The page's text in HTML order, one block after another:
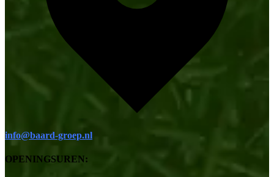
info@baard-groep.nl
OPENINGSUREN: